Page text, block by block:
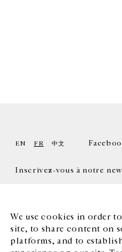
We use cookies in order
site, to share content on
platforms, and to
EN FR 中文
Inscrivez-vous à notre